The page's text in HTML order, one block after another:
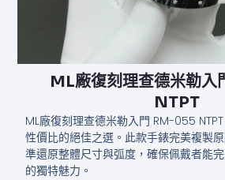
ML廠復刻理查德米勒
NTPT
ML廠復刻理查德米勒入門​​​​ RM-055
性價比的絕佳之選。此款手錶完美複製
準還原整體尺寸與弧度，確保佩戴者能
的獨特魅力。